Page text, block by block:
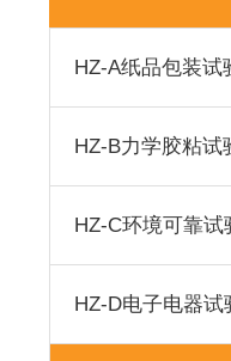
HZ-A纸品包装试
HZ-B力学胶粘试
HZ-C环境可靠试
HZ-D电子电器试